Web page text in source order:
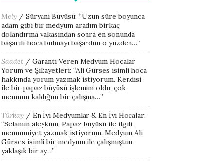
Mely / Süryani Büyüsü: “Uzun süre boyunca
adam gibi bir medyum aradım birkaç
dolandırma vakasından sonra en sonunda
başarılı hoca bulmayı başardım o yüzden…”
Saadet / Garanti Veren Medyum Hocalar
Yorum ve Şikayetleri: “Ali Gürses isimli hoca
hakkında yorum yazmak istiyorum. Kendisi
ile bir papaz büyüsü işlemim oldu, çok
memnun kaldığım bir çalışma…”
Türkay / En İyi Medyumlar & En İyi Hocalar:
“Selamın aleyküm, Papaz büyüsü ile ilgili
memnuniyet yazmak istiyorum. Medyum Ali
Gürses isimli bir medyum ile çalışmıştım
yaklaşık bir ay…”